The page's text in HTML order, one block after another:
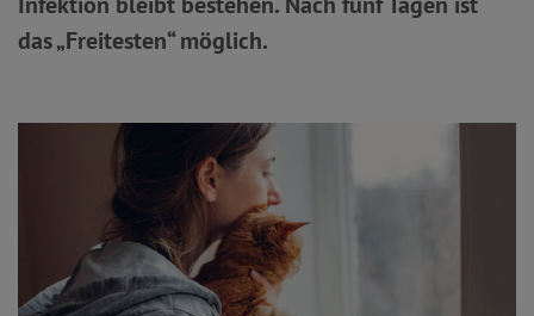
das „Freitesten“ möglich.